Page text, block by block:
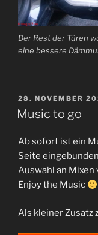
Der Rest der Türen
eine bessere
VERÖFFENTLICHT
AM
28. NOVEMBER
Music to go
Ab sofort ist ein
Seite
Auswahl an Mixen
Enjoy the Music
Als kleiner Zusatz